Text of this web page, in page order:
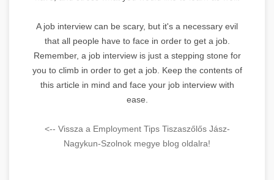
A job interview can be scary, but it's a necessary evil
that all people have to face in order to get a job.
Remember, a job interview is just a stepping stone for
you to climb in order to get a job. Keep the contents of
this article in mind and face your job interview with
ease.
<-- Vissza a Employment Tips Tiszaszőlős Jász-
Nagykun-Szolnok megye blog oldalra!